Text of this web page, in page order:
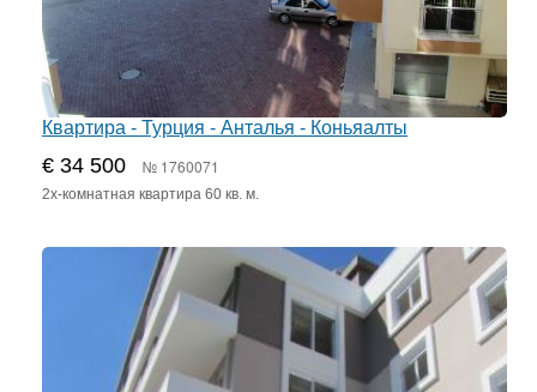
Квартира - Турция - Анталья - Коньяалты
€ 34 500 № 1760071
2х-комнатная квартира 60 кв. м.